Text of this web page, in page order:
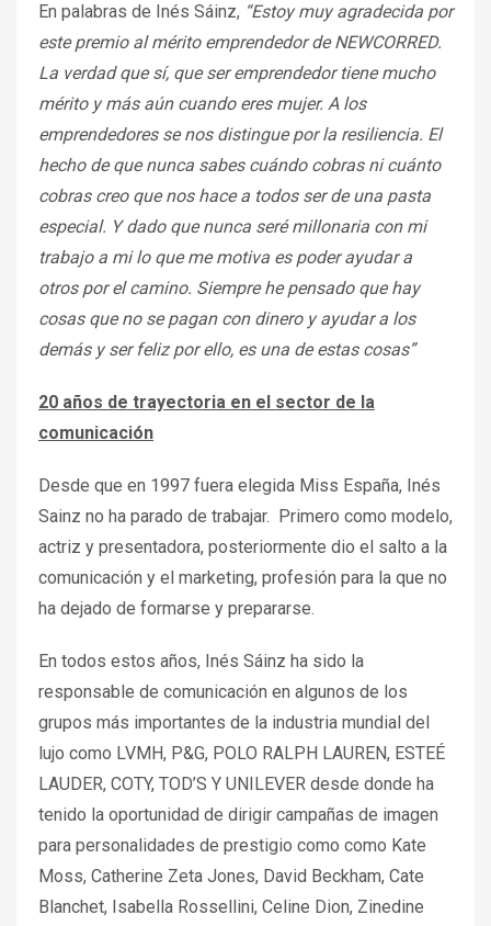
En palabras de Inés Sáinz, “Estoy muy agradecida por
este premio al mérito emprendedor de NEWCORRED.
La verdad que sí, que ser emprendedor tiene mucho
mérito y más aún cuando eres mujer. A los
emprendedores se nos distingue por la resiliencia. El
hecho de que nunca sabes cuándo cobras ni cuánto
cobras creo que nos hace a todos ser de una pasta
especial. Y dado que nunca seré millonaria con mi
trabajo a mi lo que me motiva es poder ayudar a
otros por el camino. Siempre he pensado que hay
cosas que no se pagan con dinero y ayudar a los
demás y ser feliz por ello, es una de estas cosas”
20 años de trayectoria en el sector de la
comunicación
Desde que en 1997 fuera elegida Miss España, Inés
Sainz no ha parado de trabajar. Primero como modelo,
actriz y presentadora, posteriormente dio el salto a la
comunicación y el marketing, profesión para la que no
ha dejado de formarse y prepararse.
En todos estos años, Inés Sáinz ha sido la
responsable de comunicación en algunos de los
grupos más importantes de la industria mundial del
lujo como LVMH, P&G, POLO RALPH LAUREN, ESTEÉ
LAUDER, COTY, TOD’S Y UNILEVER desde donde ha
tenido la oportunidad de dirigir campañas de imagen
para personalidades de prestigio como como Kate
Moss, Catherine Zeta Jones, David Beckham, Cate
Blanchet, Isabella Rossellini, Celine Dion, Zinedine